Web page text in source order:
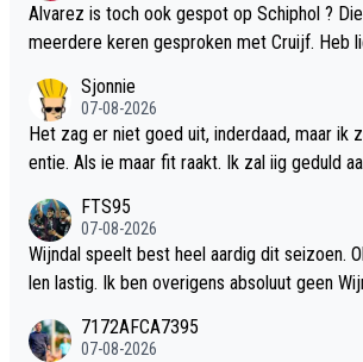
Alvarez is toch ook gespot op Schiphol ?
meerdere keren gesproken met Cruijf. Heb
d.
Sjonnie
07-08-2026
Het zag er niet goed uit, inderdaad, maar ik
entie. Als ie maar fit raakt. Ik
FTS95
07-08-2026
Wijndal speelt best heel aardig dit seizoen.
len lastig. Ik ben overigens absoluut geen
7172AFCA7395
07-08-2026